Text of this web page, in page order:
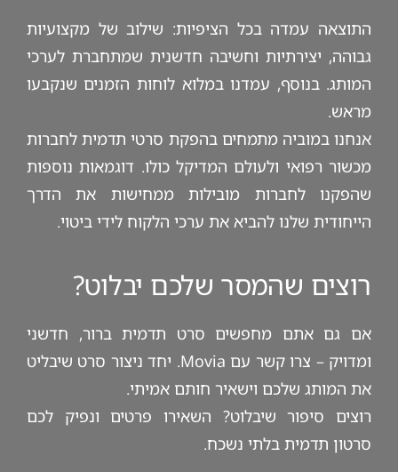
התוצאה עמדה בכל הציפיות: שילוב של מקצועיות
גבוהה, יצירתיות וחשיבה חדשנית שמתחברת לערכי
המותג. בנוסף, עמדנו במלוא לוחות הזמנים שנקבעו
מראש.
אנחנו במוביה מתמחים בהפקת סרטי תדמית לחברות
מכשור רפואי ולעולם המדיקל כולו. דוגמאות נוספות
שהפקנו לחברות מובילות ממחישות את הדרך
הייחודית שלנו להביא את ערכי הלקוח לידי ביטוי.
רוצים שהמסר שלכם יבלוט?
אם גם אתם מחפשים סרט תדמית ברור, חדשני
ומדויק – צרו קשר עם Movia. יחד ניצור סרט שיבליט
את המותג שלכם וישאיר חותם אמיתי.
רוצים סיפור שיבלוט? השאירו פרטים ונפיק לכם
סרטון תדמית בלתי נשכח.